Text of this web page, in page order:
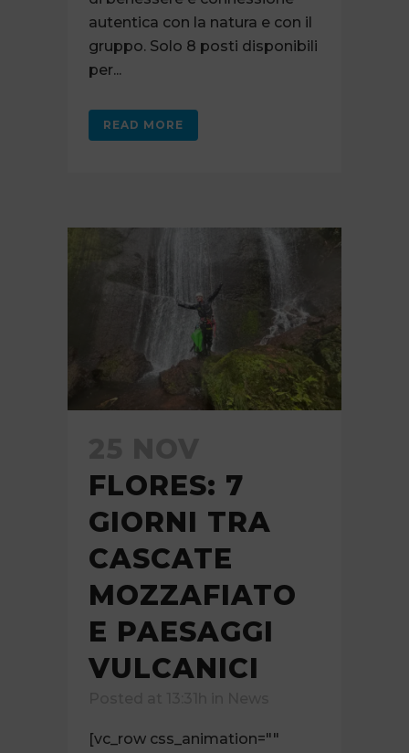
autentica con la natura e con il
gruppo. Solo 8 posti disponibili
per...
READ MORE
FLORES: 7
GIORNI TRA
CASCATE
MOZZAFIATO
E PAESAGGI
VULCANICI
[vc_row css_animation=""